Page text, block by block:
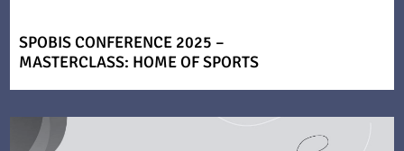
SPOBIS CONFERENCE 2025 –
MASTERCLASS: HOME OF SPORTS